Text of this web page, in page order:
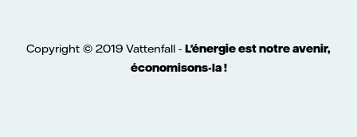
Copyright © 2019 Vattenfall - L'énergie est notre avenir,
économisons-la !